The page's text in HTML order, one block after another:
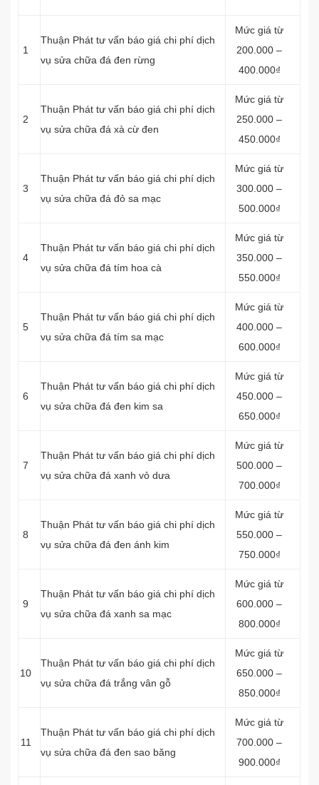
1
Thuận Phát tư vấn báo giá chi phí dịch
vụ sửa chữa đá đen rừng
Mức giá từ
200.000 –
400.000₫
2
Thuận Phát tư vấn báo giá chi phí dịch
vụ sửa chữa đá xà cừ đen
Mức giá từ
250.000 –
450.000₫
3
Thuận Phát tư vấn báo giá chi phí dịch
vụ sửa chữa đá đỏ sa mạc
Mức giá từ
300.000 –
500.000₫
4
Thuận Phát tư vấn báo giá chi phí dịch
vụ sửa chữa đá tím hoa cà
Mức giá từ
350.000 –
550.000₫
5
Thuận Phát tư vấn báo giá chi phí dịch
vụ sửa chữa đá tím sa mạc
Mức giá từ
400.000 –
600.000₫
6
Thuận Phát tư vấn báo giá chi phí dịch
vụ sửa chữa đá đen kim sa
Mức giá từ
450.000 –
650.000₫
7
Thuận Phát tư vấn báo giá chi phí dịch
vụ sửa chữa đá xanh vỏ dưa
Mức giá từ
500.000 –
700.000₫
8
Thuận Phát tư vấn báo giá chi phí dịch
vụ sửa chữa đá đen ánh kim
Mức giá từ
550.000 –
750.000₫
9
Thuận Phát tư vấn báo giá chi phí dịch
vụ sửa chữa đá xanh sa mạc
Mức giá từ
600.000 –
800.000₫
10
Thuận Phát tư vấn báo giá chi phí dịch
vụ sửa chữa đá trắng vân gỗ
Mức giá từ
650.000 –
850.000₫
11
Thuận Phát tư vấn báo giá chi phí dịch
vụ sửa chữa đá đen sao băng
Mức giá từ
700.000 –
900.000₫